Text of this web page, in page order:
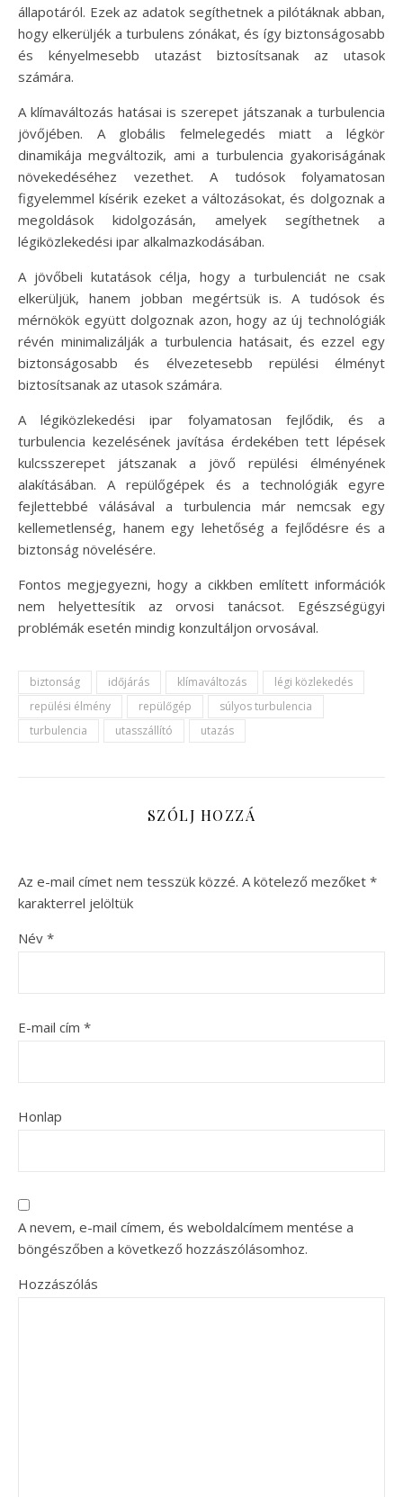
állapotáról. Ezek az adatok segíthetnek a pilótáknak abban,
hogy elkerüljék a turbulens zónákat, és így biztonságosabb
és kényelmesebb utazást biztosítsanak az utasok
számára.
A klímaváltozás hatásai is szerepet játszanak a turbulencia
jövőjében. A globális felmelegedés miatt a légkör
dinamikája megváltozik, ami a turbulencia gyakoriságának
növekedéséhez vezethet. A tudósok folyamatosan
figyelemmel kísérik ezeket a változásokat, és dolgoznak a
megoldások kidolgozásán, amelyek segíthetnek a
légiközlekedési ipar alkalmazkodásában.
A jövőbeli kutatások célja, hogy a turbulenciát ne csak
elkerüljük, hanem jobban megértsük is. A tudósok és
mérnökök együtt dolgoznak azon, hogy az új technológiák
révén minimalizálják a turbulencia hatásait, és ezzel egy
biztonságosabb és élvezetesebb repülési élményt
biztosítsanak az utasok számára.
A légiközlekedési ipar folyamatosan fejlődik, és a
turbulencia kezelésének javítása érdekében tett lépések
kulcsszerepet játszanak a jövő repülési élményének
alakításában. A repülőgépek és a technológiák egyre
fejlettebbé válásával a turbulencia már nemcsak egy
kellemetlenség, hanem egy lehetőség a fejlődésre és a
biztonság növelésére.
Fontos megjegyezni, hogy a cikkben említett információk
nem helyettesítik az orvosi tanácsot. Egészségügyi
problémák esetén mindig konzultáljon orvosával.
biztonság időjárás klímaváltozás
légi közlekedés
repülési élmény
repülőgép
súlyos turbulencia
turbulencia
utasszállító utazás
SZÓLJ HOZZÁ
Az e-mail címet nem tesszük közzé. A kötelező mezőket *
karakterrel jelöltük
Név *
E-mail cím *
Honlap
A nevem, e-mail címem, és weboldalcímem mentése a
böngészőben a következő hozzászólásomhoz.
Hozzászólás